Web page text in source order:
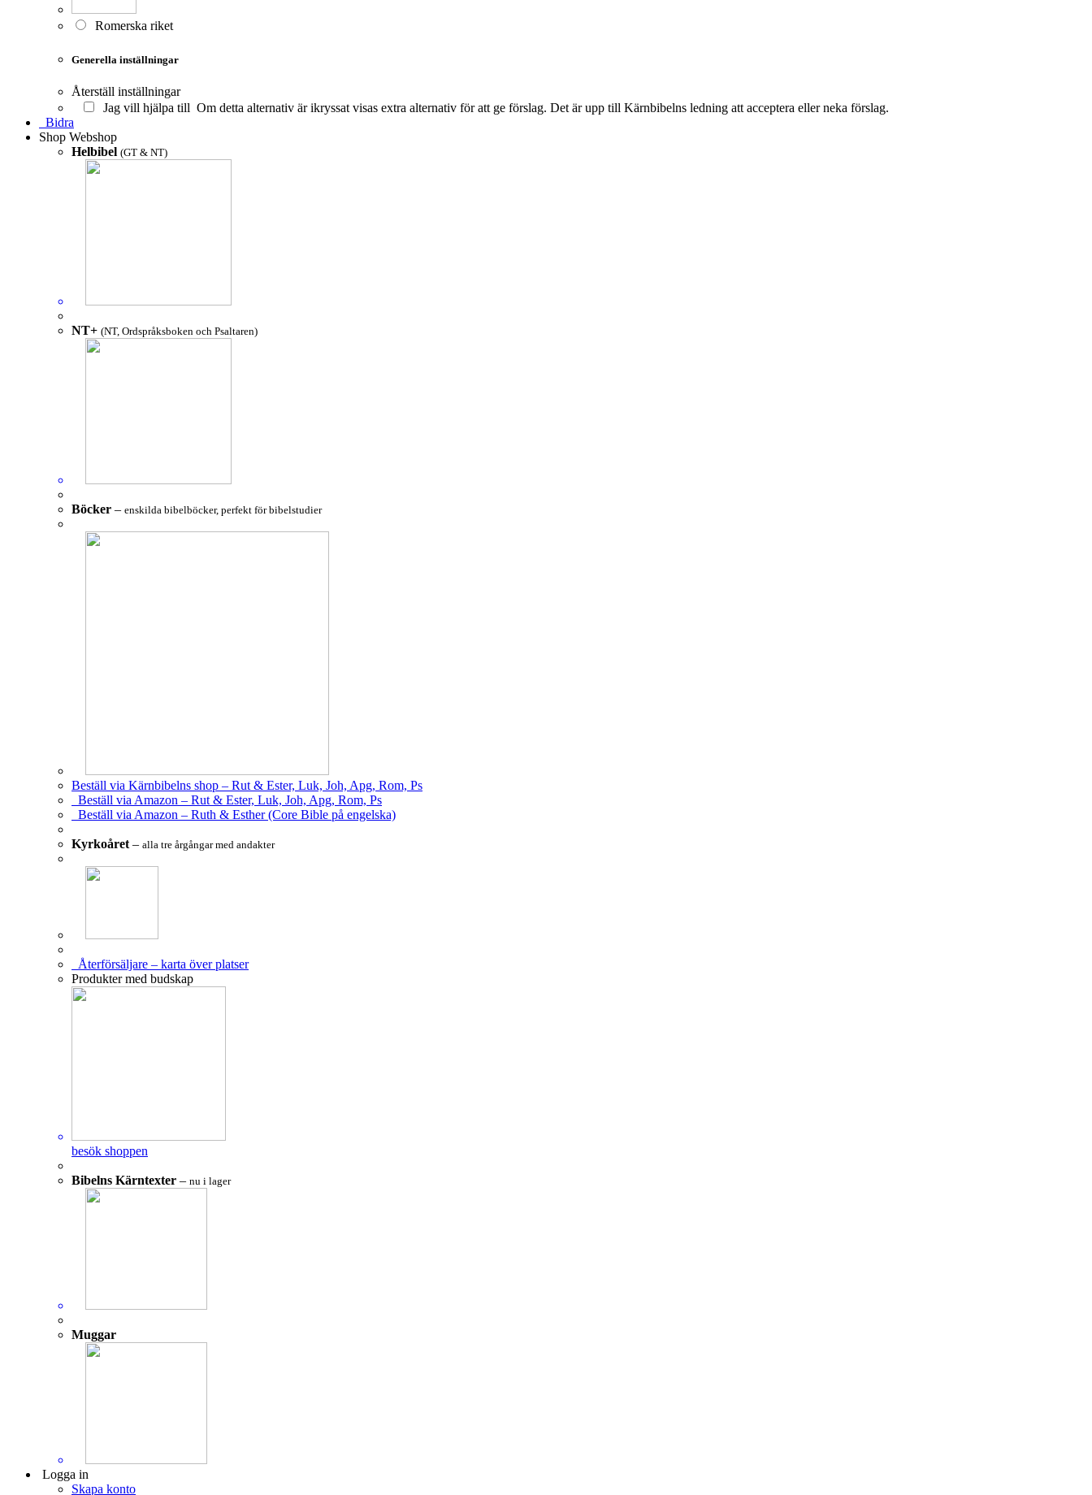
Romerska riket
Generella inställningar
Återställ inställningar
Jag vill hjälpa till Om detta alternativ är ikryssat visas extra alternativ för att ge förslag. Det är upp till Kärnbibelns ledning att acceptera eller neka förslag.
Bidra
Shop Webshop
Helbibel (GT & NT)
NT+ (NT, Ordspråksboken och Psaltaren)
Böcker – enskilda bibelböcker, perfekt för bibelstudier
Beställ via Kärnbibelns shop – Rut & Ester, Luk, Joh, Apg, Rom, Ps
Beställ via Amazon – Rut & Ester, Luk, Joh, Apg, Rom, Ps
Beställ via Amazon – Ruth & Esther (Core Bible på engelska)
Kyrkoåret – alla tre årgångar med andakter
Återförsäljare – karta över platser
Produkter med budskap
besök shoppen
Bibelns Kärntexter – nu i lager
Muggar
Logga in
Skapa konto